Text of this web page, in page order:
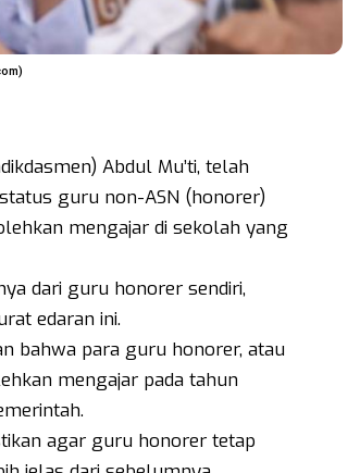
Abdul Mu’ti, telah
guru non-ASN (honorer)
mengajar di sekolah yang
dari guru honorer sendiri,
edaran ini.
bahwa para guru honorer, atau
mengajar pada tahun
agar guru honorer tetap